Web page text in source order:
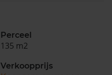
Perceel
135 m2
Verkoopprijs